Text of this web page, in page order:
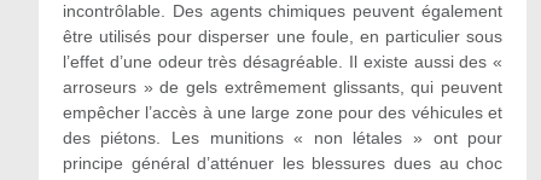
incontrôlable. Des agents chimiques peuvent également
être utilisés pour disperser une foule, en particulier sous
l’effet d’une odeur très désagréable. Il existe aussi des «
arroseurs » de gels extrêmement glissants, qui peuvent
empêcher l’accès à une large zone pour des véhicules et
des piétons. Les munitions « non létales » ont pour
principe général d’atténuer les blessures dues au choc